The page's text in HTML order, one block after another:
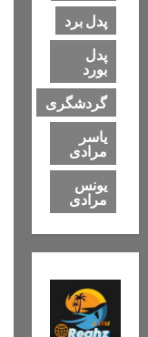
پدل برد
پدل
بورد
گردشگری
یاسر
مرادی
یونس
مرادی